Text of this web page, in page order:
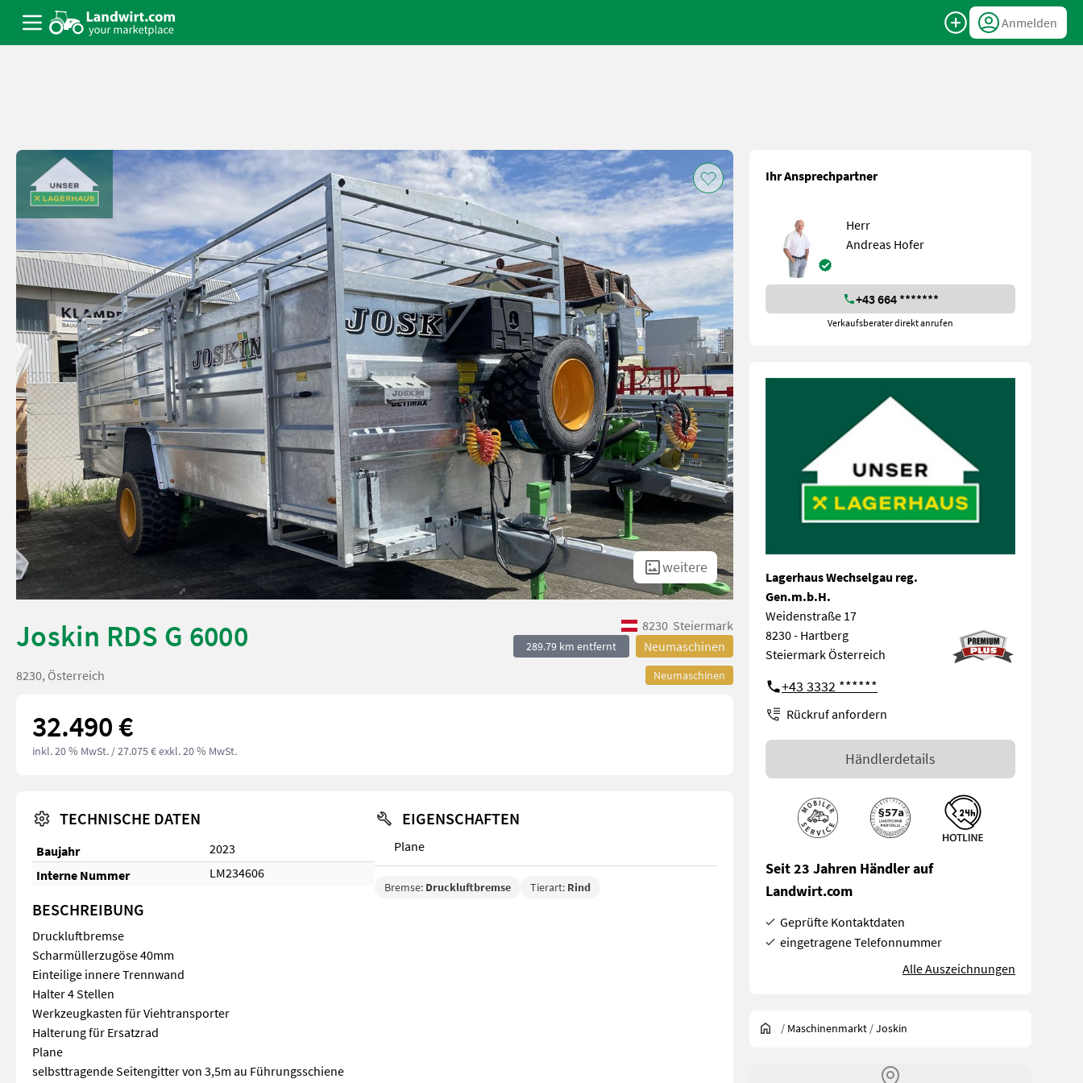
Anmelden
weitere
Joskin RDS G 6000 8230 Steiermark
289.79 km entfernt Neumaschinen
Neumaschinen
8230, Österreich
32.490 €
inkl. 20 % MwSt. / 27.075 € exkl. 20 % MwSt.
TECHNISCHE DATEN
Baujahr
2023
Interne Nummer
LM234606
EIGENSCHAFTEN
Plane
Bremse: Druckluftbremse Tierart: Rind
BESCHREIBUNG
Druckluftbremse
Scharmüllerzugöse 40mm
Einteilige innere Trennwand
Halter 4 Stellen
Werkzeugkasten für Viehtransporter
Halterung für Ersatzrad
Plane
selbsttragende Seitengitter von 3,5m au Führungsschiene
Ihr Ansprechpartner
Herr
Andreas Hofer
+43 664 *******
Verkaufsberater direkt anrufen
Lagerhaus Wechselgau reg.
Gen.m.b.H.
Weidenstraße 17
8230 - Hartberg
Steiermark Österreich
+43 3332 ******
Rückruf anfordern
Händlerdetails
Seit 23 Jahren Händler auf
Landwirt.com
Geprüfte Kontaktdaten
eingetragene Telefonnummer
Alle Auszeichnungen
/ Maschinenmarkt /Joskin